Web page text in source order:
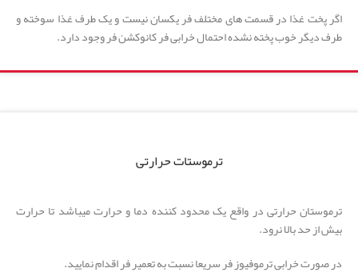
اگر پخت غذا در قسمت های مختلف فر یکسان نیست و یک طرف غذا سوخته و
طرف دیگر خوب پخته نشده احتمال خرابی فر کانوکشن فر وجود دارد.
ترموستات حرارتی
ترموستان حرارتی در واقع یک محدود کننده دما و حرارت میباشد تا حرارت
بیش از حد بالا نرود.
در صورت خرابی ترموفیوز فر سریعا نسبت به تعمیر فر اقدام نمایید.